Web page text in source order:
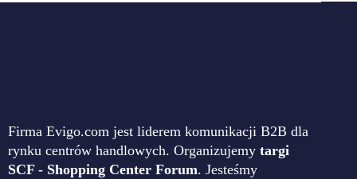
Firma Evigo.com jest liderem komunikacji B2B dla
rynku centrów handlowych. Organizujemy targi
SCF - Shopping Center Forum. Jesteśmy